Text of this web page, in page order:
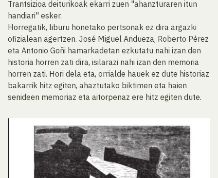
Trantsizioa deiturikoak ekarri zuen "ahanzturaren itun
handiari" esker.
Horregatik, liburu honetako pertsonak ez dira argazki
ofizialean agertzen. José Miguel Andueza, Roberto Pérez
eta Antonio Goñi hamarkadetan ezkutatu nahi izan den
historia horren zati dira, isilarazi nahi izan den memoria
horren zati. Hori dela eta, orrialde hauek ez dute historiaz
bakarrik hitz egiten, ahaztutako biktimen eta haien
senideen memoriaz eta aitorpenaz ere hitz egiten dute.